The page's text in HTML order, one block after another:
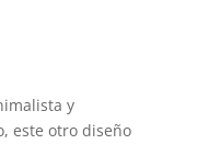
y
este otro diseño